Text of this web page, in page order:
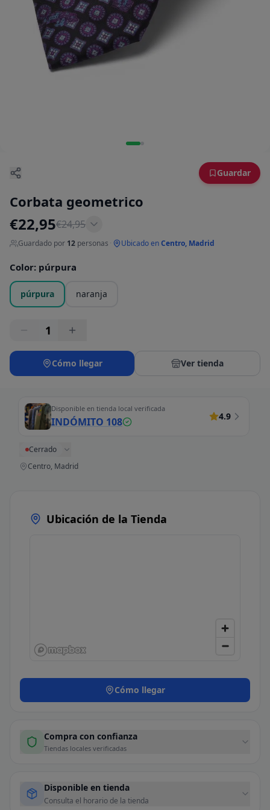
Guardar
Corbata geometrico
€22,95€24,95
Guardado por 12 personas Ubicado enCentro, Madrid
Color: púrpura
púrpura naranja
1
Cómo llegar Ver tienda
Disponible en tienda local verificada
INDÓMITO 108 4.9
Cerrado
Centro, Madrid
Ubicación de la Tienda
Cómo llegar
Compra con confianza
Tiendas locales verificadas
Disponible en tienda
Consulta el horario de la tienda